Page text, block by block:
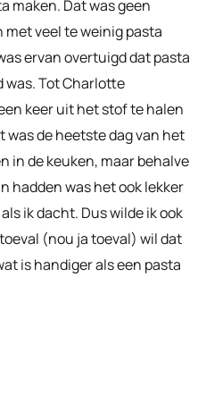
maken. Dat was geen
met veel te weinig pasta
ervan overtuigd dat pasta
was. Tot Charlotte
keer uit het stof te halen
was de heetste dag van het
in de keuken, maar behalve
hadden was het ook lekker
ik dacht. Dus wilde ik ook
(nou ja toeval) wil dat
is handiger als een pasta